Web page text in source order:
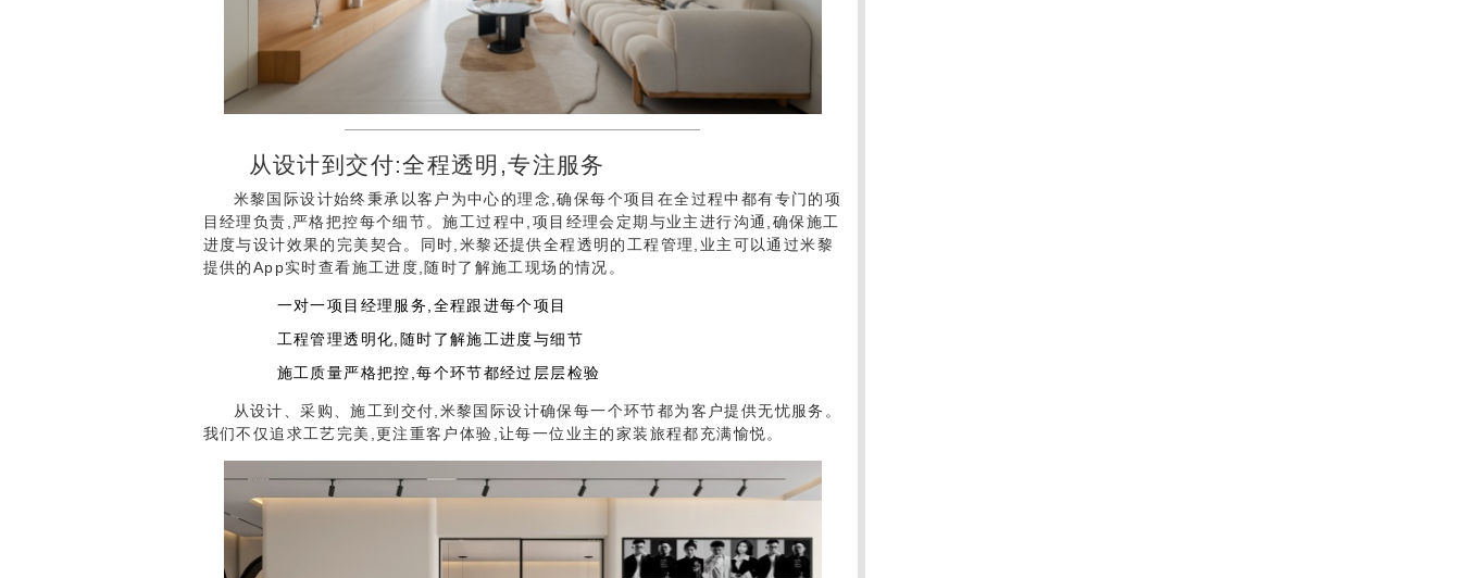
从设计到交付:全程透明,专注服务
米黎国际设计始终秉承以客户为中心的理念,确保每个项目在全过程中都有专门的项
目经理负责,严格把控每个细节。施工过程中,项目经理会定期与业主进行沟通,确保施工
进度与设计效果的完美契合。同时,米黎还提供全程透明的工程管理,业主可以通过米黎
提供的App实时查看施工进度,随时了解施工现场的情况。
一对一项目经理服务,全程跟进每个项目
工程管理透明化,随时了解施工进度与细节
施工质量严格把控,每个环节都经过层层检验
从设计、采购、施工到交付,米黎国际设计确保每一个环节都为客户提供无忧服务。
我们不仅追求工艺完美,更注重客户体验,让每一位业主的家装旅程都充满愉悦。